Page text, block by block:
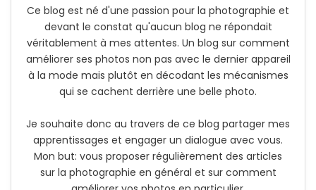
Ce blog est né d'une passion pour la photographie et
devant le constat qu'aucun blog ne répondait
véritablement à mes attentes. Un blog sur comment
améliorer ses photos non pas avec le dernier appareil
à la mode mais plutôt en décodant les mécanismes
qui se cachent derrière une belle photo.
Je souhaite donc au travers de ce blog partager mes
apprentissages et engager un dialogue avec vous.
Mon but: vous proposer régulièrement des articles
sur la photographie en général et sur comment